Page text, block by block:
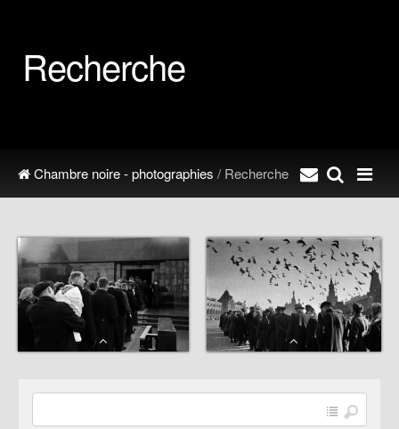
Recherche
Chambre noire - photographies / Recherche